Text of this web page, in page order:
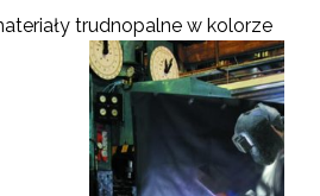
trudnopalne w kolorze